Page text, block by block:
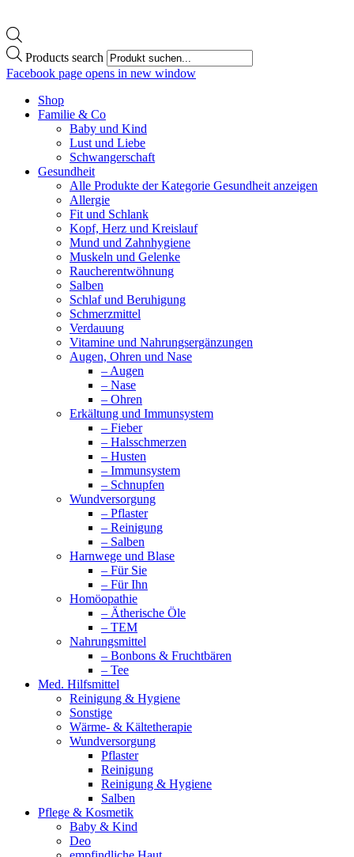
Products search
Facebook page opens in new window
Shop
Familie & Co
Baby und Kind
Lust und Liebe
Schwangerschaft
Gesundheit
Alle Produkte der Kategorie Gesundheit anzeigen
Allergie
Fit und Schlank
Kopf, Herz und Kreislauf
Mund und Zahnhygiene
Muskeln und Gelenke
Raucherentwöhnung
Salben
Schlaf und Beruhigung
Schmerzmittel
Verdauung
Vitamine und Nahrungsergänzungen
Augen, Ohren und Nase
– Augen
– Nase
– Ohren
Erkältung und Immunsystem
– Fieber
– Halsschmerzen
– Husten
– Immunsystem
– Schnupfen
Wundversorgung
– Pflaster
– Reinigung
– Salben
Harnwege und Blase
– Für Sie
– Für Ihn
Homöopathie
– Ätherische Öle
– TEM
Nahrungsmittel
– Bonbons & Fruchtbären
– Tee
Med. Hilfsmittel
Reinigung & Hygiene
Sonstige
Wärme- & Kältetherapie
Wundversorgung
Pflaster
Reinigung
Reinigung & Hygiene
Salben
Pflege & Kosmetik
Baby & Kind
Deo